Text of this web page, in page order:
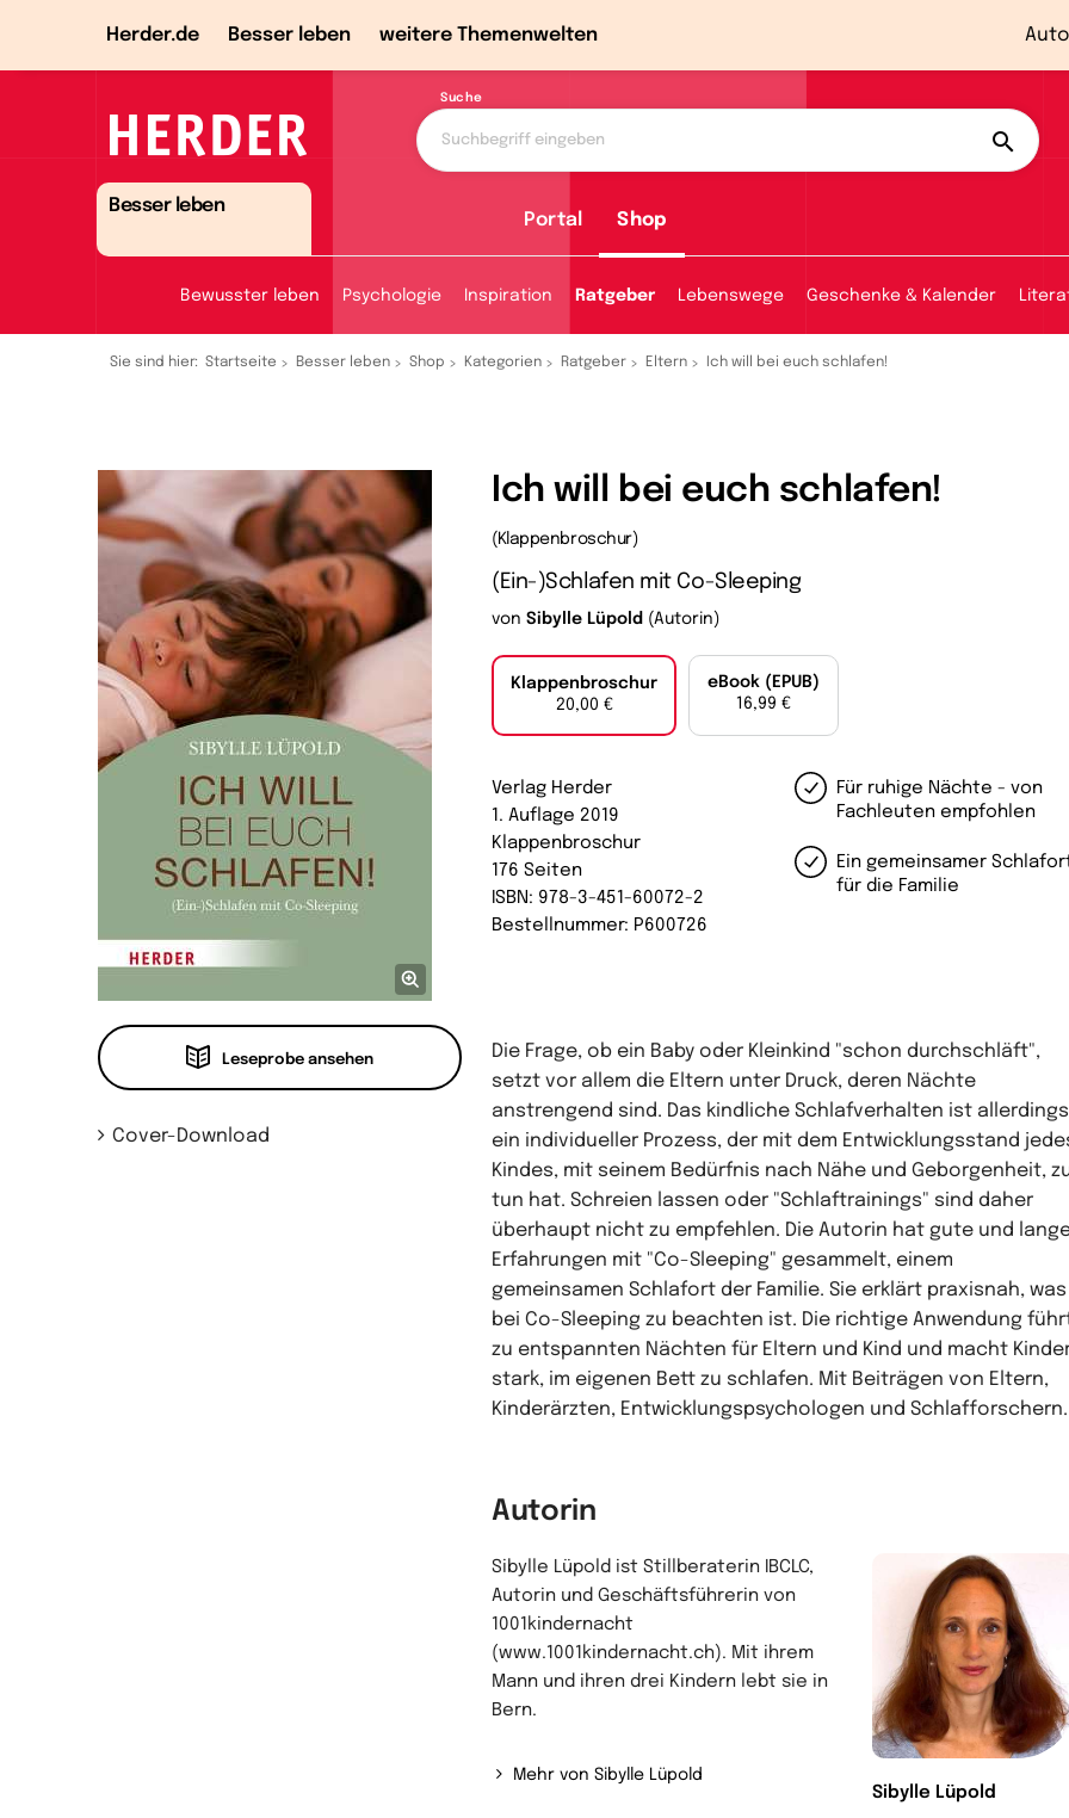
Herder.de Besser leben weitere Themenwelten
Suche
Besser leben
Portal Shop
Bewusster leben Psychologie Inspiration Ratgeber Lebenswege Geschenke & Kalender
Sie sind hier: Startseite Besser leben Shop Kategorien Ratgeber Eltern Ich will bei euch schlafen!
Leseprobe ansehen
Cover-Download
Ich will bei euch schlafen!
(Klappenbroschur)
(Ein-)Schlafen mit Co-Sleeping
von Sibylle Lüpold (Autorin)
Klappenbroschur
20,00 €
eBook (EPUB)
16,99 €
Für ruhige Nächte - von
Fachleuten empfohlen
Ein gemeinsamer
für die Familie
Verlag Herder
1. Auflage 2019
Klappenbroschur
176 Seiten
ISBN: 978-3-451-60072-2
Bestellnummer: P600726
Die Frage, ob ein Baby oder Kleinkind "schon durchschläft",
setzt vor allem die Eltern unter Druck, deren Nächte
anstrengend sind. Das kindliche Schlafverhalten ist allerdings
ein individueller Prozess, der mit dem Entwicklungsstand
Kindes, mit seinem Bedürfnis nach Nähe und Geborgenheit,
tun hat. Schreien lassen oder "Schlaftrainings" sind daher
überhaupt nicht zu empfehlen. Die Autorin hat gute und
Erfahrungen mit "Co-Sleeping" gesammelt, einem
gemeinsamen Schlafort der Familie. Sie erklärt praxisnah, was
bei Co-Sleeping zu beachten ist. Die richtige Anwendung
zu entspannten Nächten für Eltern und Kind und macht
stark, im eigenen Bett zu schlafen. Mit Beiträgen von Eltern,
Kinderärzten, Entwicklungspsychologen und Schlafforschern.
Autorin
Sibylle Lüpold
Sibylle Lüpold ist Stillberaterin IBCLC,
Autorin und Geschäftsführerin von
1001kindernacht
(www.1001kindernacht.ch). Mit ihrem
Mann und ihren drei Kindern lebt sie in
Bern.
Mehr von Sibylle Lüpold